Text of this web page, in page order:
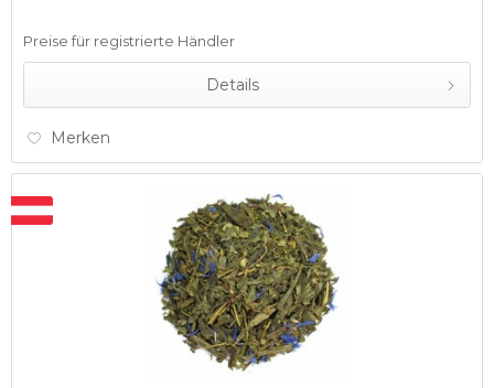
Preise für registrierte Händler
Details
Merken